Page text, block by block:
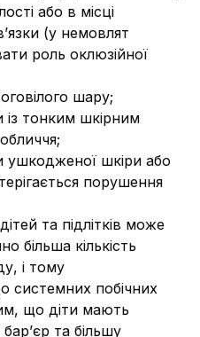
або в місці
(у немовлят
роль оклюзійної
шару;
із тонким шкірним
ушкодженої шкіри або
порушення
та підлітків може
більша кількість
і тому
системних побічних
що діти мають
та більшу